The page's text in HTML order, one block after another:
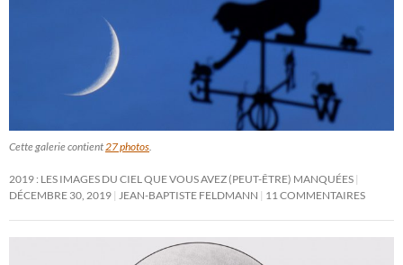
Cette galerie contient 27 photos
2019 : LES IMAGES DU CIEL QUE VOUS AVEZ (PEUT-ÊTRE) MANQUÉES
DÉCEMBRE 30, 2019
JEAN-BAPTISTE FELDMANN 11 COMMENTAIRES